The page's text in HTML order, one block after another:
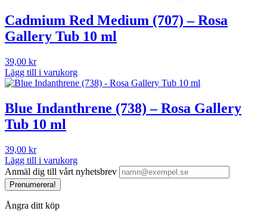
Cadmium Red Medium (707) – Rosa
Gallery Tub 10 ml
39,00 kr
Lägg till i varukorg
Blue Indanthrene (738) – Rosa Gallery
Tub 10 ml
39,00 kr
Lägg till i varukorg
Anmäl dig till vårt nyhetsbrev
Prenumerera!
Ångra ditt köp